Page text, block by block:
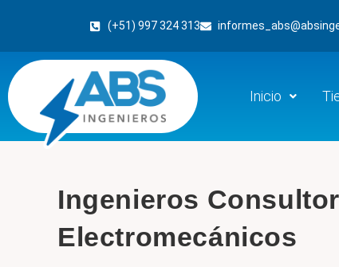
(+51) 997 324 313
Inicio
Ingenieros
Electromecánicos